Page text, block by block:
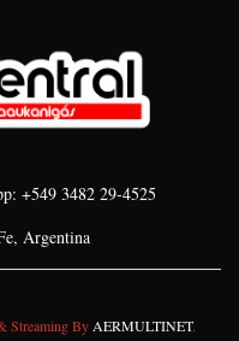
+549 3482 29-4525
Argentina
Streaming ByAERMULTINET.